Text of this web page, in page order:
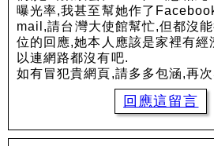
曝光率,我甚至幫她作了
mail,請台灣大使館幫忙,但都沒
位的回應,她本人應該是家裡有經
以連網路都沒有吧.
如有冒犯貴網頁,請多多包涵,再
回應這留言